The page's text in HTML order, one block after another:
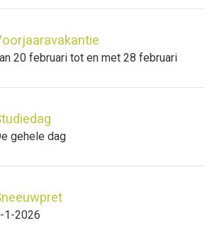
20 februari tot en met 28 februari
gehele dag
1-2026